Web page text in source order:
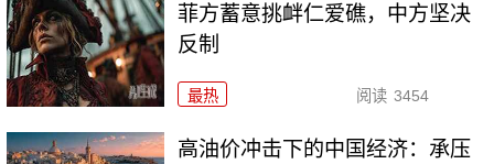
菲方蓄意挑衅仁爱礁，中方坚决
反制
最热 阅读 3454
高油价冲击下的中国经济：承压